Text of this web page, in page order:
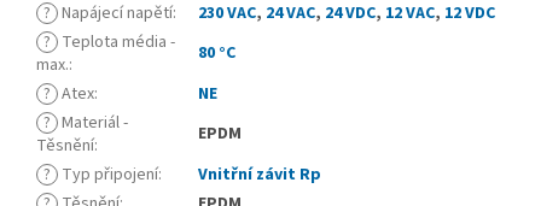
? Napájecí napětí: 230 VAC, 24 VAC, 24 VDC, 12 VAC, 12 VDC
? Teplota média -
max.:
80 °C
? Atex:
NE
? Materiál -
Těsnění:
EPDM
? Typ připojení:
Vnitřní závit Rp